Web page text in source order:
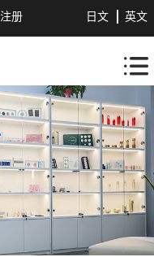
注册 英文
日文